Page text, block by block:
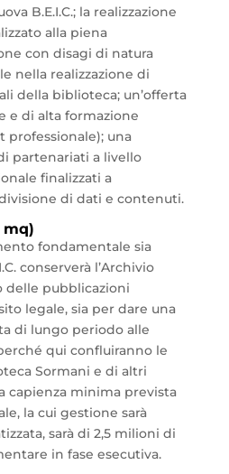
B.E.I.C.; la realizzazione
alla piena
con disagi di natura
nella realizzazione di
della biblioteca; un’offerta
e di alta formazione
professionale); una
partenariati a livello
finalizzati a
di dati e contenuti.
mq)
fondamentale sia
conserverà l’Archivio
delle pubblicazioni
legale, sia per dare una
di lungo periodo alle
qui confluiranno le
Sormani e di altri
capienza minima prevista
la cui gestione sarà
sarà di 2,5 milioni di
in fase esecutiva.